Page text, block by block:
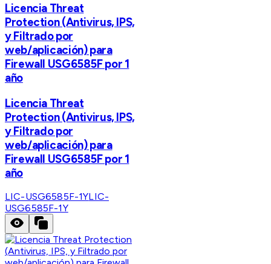
Licencia Threat
Protection (Antivirus, IPS,
y Filtrado por
web/aplicación) para
Firewall USG6585F por 1
año
Licencia Threat
Protection (Antivirus, IPS,
y Filtrado por
web/aplicación) para
Firewall USG6585F por 1
año
LIC-USG6585F-1YLIC-
USG6585F-1Y